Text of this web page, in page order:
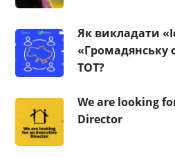
Як викладати
«Громадянську
ТОТ?
We are looking
Director